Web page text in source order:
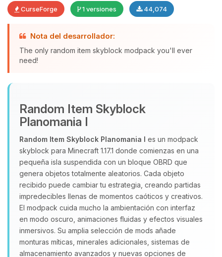
CurseForge 1 versiones 44,074
Nota del desarrollador:
The only random item skyblock modpack you'll ever
need!
Random Item Skyblock
Planomania I
Random Item Skyblock Planomania I es un modpack
skyblock para Minecraft 1.17.1 donde comienzas en una
pequeña isla suspendida con un bloque OBRD que
genera objetos totalmente aleatorios. Cada objeto
recibido puede cambiar tu estrategia, creando partidas
impredecibles llenas de momentos caóticos y creativos.
El modpack cuida mucho la ambientación con interfaz
en modo oscuro, animaciones fluidas y efectos visuales
inmersivos. Su amplia selección de mods añade
monturas míticas, minerales adicionales, sistemas de
almacenamiento avanzados y nuevas opciones de
hablar! Soy Choupy, tu pequeno
asistente de BoxToPlay. Cuentame